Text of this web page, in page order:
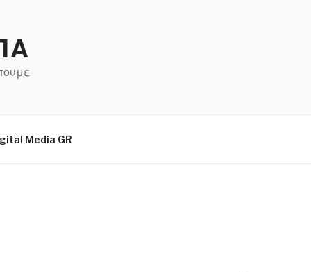
Media GR